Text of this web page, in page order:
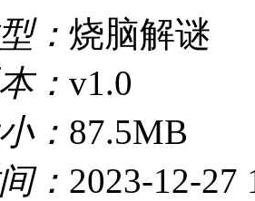
： 烧脑解谜
： v1.0
： 87.5MB
： 2023-12-27